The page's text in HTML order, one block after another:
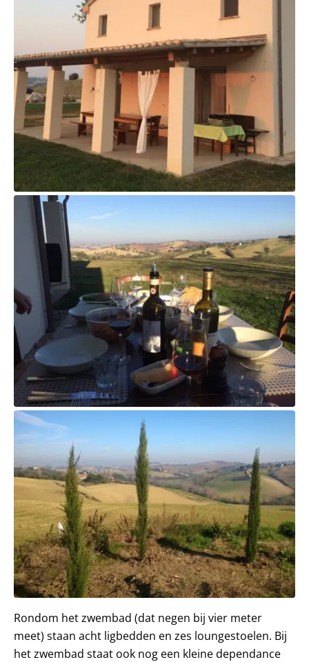
Rondom het zwembad (dat negen bij vier meter
meet) staan acht ligbedden en zes loungestoelen. Bij
het zwembad staat ook nog een kleine dependance